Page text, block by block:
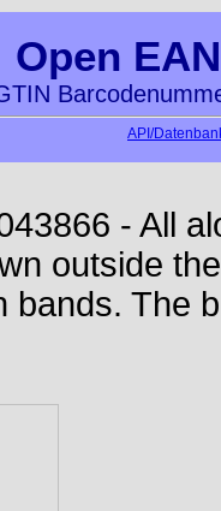
Open
API/
- All
outside
bands. The